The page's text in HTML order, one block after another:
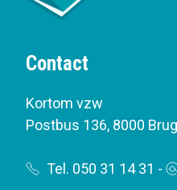
Contact
Kortom vzw
Postbus 136, 8000
Tel. 050 31 14 31 -